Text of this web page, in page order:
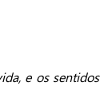
e os sentidos